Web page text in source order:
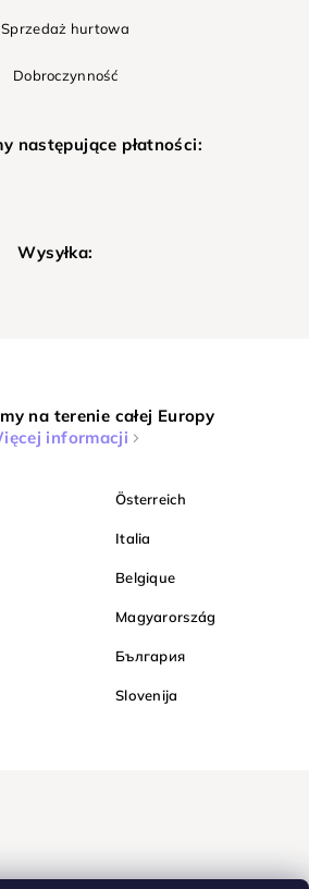
Sprzedaż hurtowa
Dobroczynność
następujące płatności:
Wysyłka:
na terenie całej Europy
informacji
Österreich
Italia
Belgique
Magyarország
България
Slovenija